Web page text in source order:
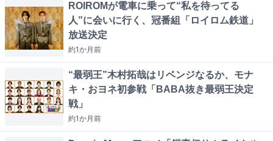
ROIROMが電車に乗って“私を待ってる
人”に会いに行く、冠番組「ロイロム鉄道」
放送決定
約1か月前
“最弱王”木村拓哉はリベンジなるか、モナ
キ・おヨネ初参戦「BABA抜き最弱王決定
戦」
約1か月前